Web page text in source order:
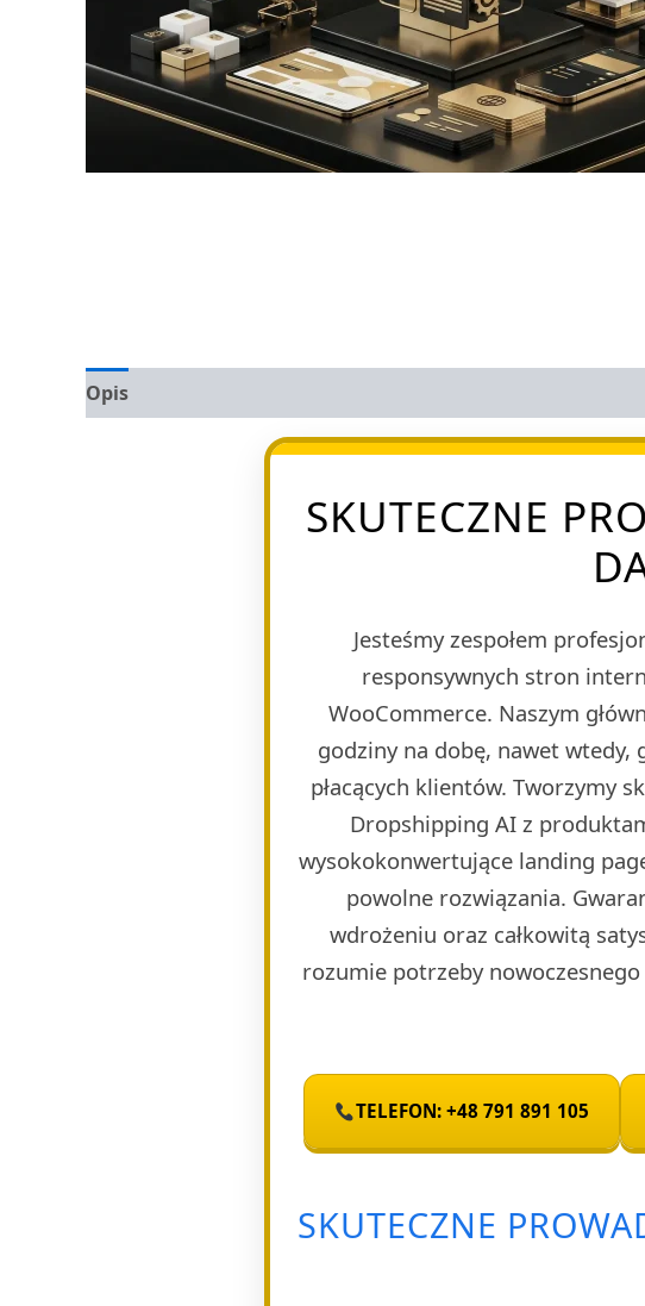
Opis
SKUTECZNE
Jesteśmy zespołem
responsywnych stron
WooCommerce. Naszym
godziny na dobę, nawet wtedy,
płacących klientów. Tworzymy
Dropshipping AI z
wysokokonwertujące landing
powolne rozwiązania.
wdrożeniu oraz całkowitą
rozumie potrzeby
TELEFON: +48 791 891 105
SKUTECZNE